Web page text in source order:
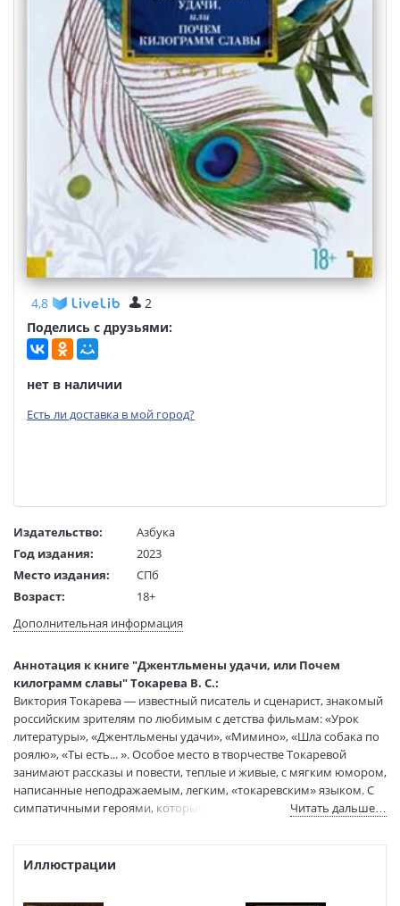
4,8
2
Поделись с друзьями:
нет в наличии
Есть ли доставка в мой город?
Издательство:
Азбука
Год издания:
2023
Место издания:
СПб
Возраст:
18+
Язык текста:
русский
Тип обложки:
Твердый переплет
Формат:
60х88 1/16
Размеры в мм
(ДхШхВ):
215x145x48
Вес:
1070 гр.
Страниц:
992
Тираж:
3000 экз.
Код товара:
50083961
ISBN:
Дополнительная информация
Аннотация к книге "Джентльмены удачи, или Почем
килограмм славы" Токарева В. С.:
Виктория Токарева — известный писатель и сценарист, знакомый
российским зрителям по любимым с детства фильмам: «Урок
литературы», «Джентльмены удачи», «Мимино», «Шла собака по
роялю», «Ты есть... ». Особое место в творчестве Токаревой
занимают рассказы и повести, теплые и живые, с мягким юмором,
написанные неподражаемым, легким, «токаревским» языком. С
симпатичными героями, которые порой напоминают нас самих.
природу и суть вещей... Она переоткрывает мир вокруг нас», —
Читать дальше…
Иллюстрации